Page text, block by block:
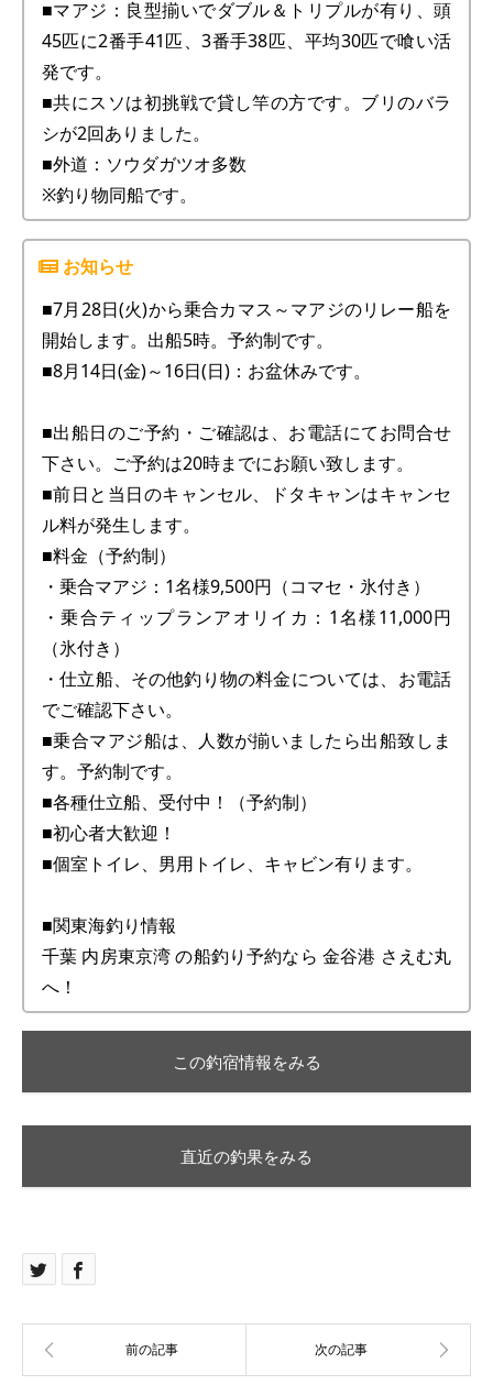
■マアジ：良型揃いでダブル＆トリプルが有り、頭
45匹に2番手41匹、3番手38匹、平均30匹で喰い活
発です。
■共にスソは初挑戦で貸し竿の方です。ブリのバラ
シが2回ありました。
■外道：ソウダガツオ多数
※釣り物同船です。
■7月28日(火)から乗合カマス～マアジのリレー船を
開始します。出船5時。予約制です。
■8月14日(金)～16日(日)：お盆休みです。
■出船日のご予約・ご確認は、お電話にてお問合せ
下さい。ご予約は20時までにお願い致します。
■前日と当日のキャンセル、ドタキャンはキャンセ
ル料が発生します。
■料金（予約制）
・乗合マアジ：1名様9,500円（コマセ・氷付き）
・乗合ティップランアオリイカ：1名様11,000円
（氷付き）
・仕立船、その他釣り物の料金については、お電話
でご確認下さい。
■乗合マアジ船は、人数が揃いましたら出船致しま
す。予約制です。
■各種仕立船、受付中！（予約制）
■初心者大歓迎！
■個室トイレ、男用トイレ、キャビン有ります。
■関東海釣り情報
千葉 内房東京湾 の船釣り予約なら 金谷港 さえむ丸
へ！
この釣宿情報をみる
直近の釣果をみる